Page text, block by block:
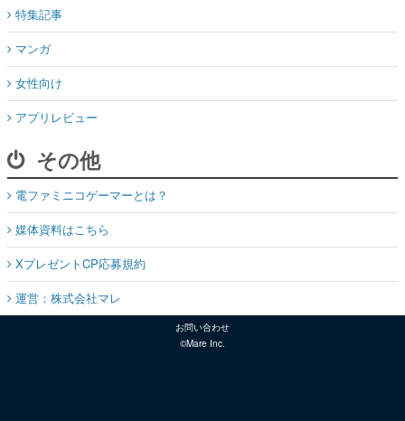
特集記事
マンガ
女性向け
アプリレビュー
その他
電ファミニコゲーマーとは？
媒体資料はこちら
XプレゼントCP応募規約
運営：株式会社マレ
お問い合わせ
©Mare Inc.